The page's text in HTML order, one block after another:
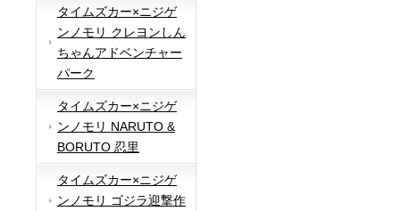
タイムズカー×ニジゲ
ンノモリ クレヨンしん
ちゃんアドベンチャー
パーク
タイムズカー×ニジゲ
ンノモリ NARUTO &
BORUTO 忍里
タイムズカー×ニジゲ
ンノモリ ゴジラ迎撃作